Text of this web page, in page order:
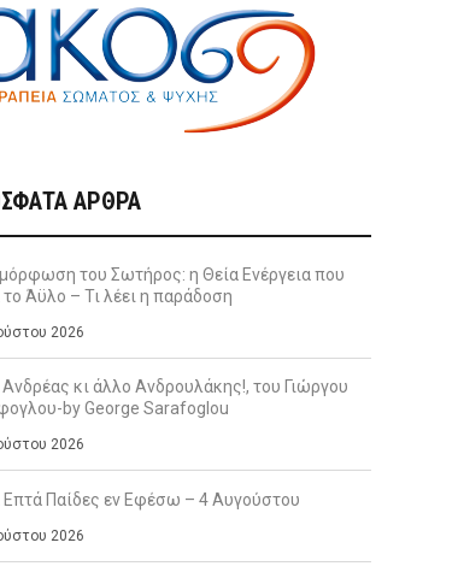
ΆΡΘΡΑ
του Σωτήρος: η Θεία Ενέργεια που
το Άϋλο – Τι λέει η παράδοση
2026
κι άλλο Ανδρουλάκης!, του Γιώργου
by George Sarafoglou
2026
Επτά Παίδες εν Εφέσω – 4 Αυγούστου
2026